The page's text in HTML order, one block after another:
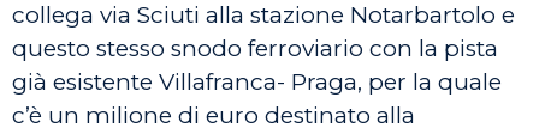
collega via Sciuti alla stazione Notarbartolo e
questo stesso snodo ferroviario con la pista
già esistente Villafranca- Praga, per la quale
c’è un milione di euro destinato alla